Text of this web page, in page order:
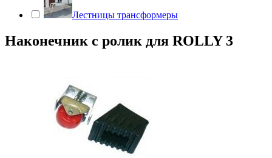
Лестницы трансформеры
Наконечник с ролик для ROLLY 3